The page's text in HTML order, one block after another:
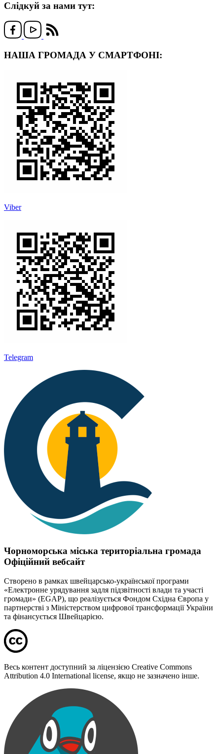
Слідкуй за нами тут:
НАША ГРОМАДА У СМАРТФОНІ:
Viber
Telegram
Чорноморська міська територіальна громада
Офіційний вебсайт
Створено в рамках швейцарсько-української програми
«Електронне урядування задля підзвітності влади та участі
громади» (EGAP), що реалізується Фондом Східна Європа у
партнерстві з Міністерством цифрової трансформації України
та фінансується Швейцарією.
Весь контент доступний за ліцензією Creative Commons
Attribution 4.0 International license, якщо не зазначено інше.